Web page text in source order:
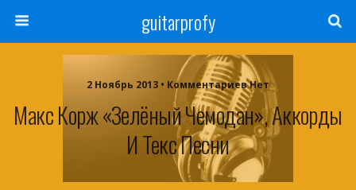
guitarprofy
2 Ноябрь 2013 • Комментариев Нет
Макс Корж «Зелёный Чемодан», Аккорды
И Текс Песни